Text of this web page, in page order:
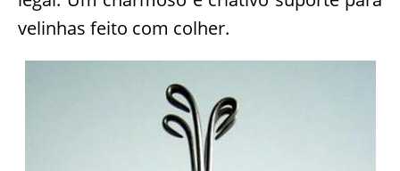
velinhas feito com colher.